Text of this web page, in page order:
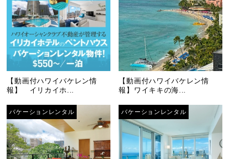
【動画付ハワイバケレン情
報】 イリカイホ...
【動画付ハワイバケレン情
報】ワイキキの海...
バケーションレンタル バケーションレンタル